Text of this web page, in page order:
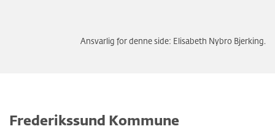
Ansvarlig for denne side: Elisabeth Nybro Bjerking.
Frederikssund Kommune